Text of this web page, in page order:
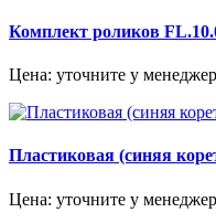
Комплект роликов
Цена: уточните у
Пластиковая (синяя
Цена: уточните у